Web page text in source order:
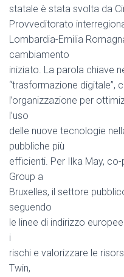
statale è stata svolta da
Provveditorato
Lombardia-Emilia
cambiamento
iniziato. La parola chiave
“trasformazione digitale”,
l’organizzazione per
l’uso
delle nuove tecnologie
pubbliche più
efficienti. Per Ilka May, co-
Group a
Bruxelles, il settore
seguendo
le linee di indirizzo
i
rischi e valorizzare le
Twin,